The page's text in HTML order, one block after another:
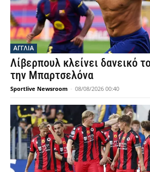
ΑΓΓΛΙΑ
Λίβερπουλ κλείνει δανεικό
την Μπαρτσελόνα
Sportlive Newsroom - 08/08/2026 00:40